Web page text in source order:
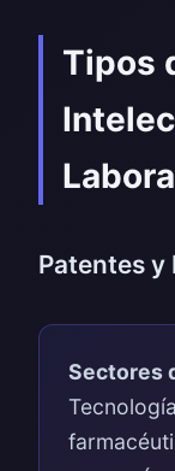
Tipos
Patentes y
Sectores